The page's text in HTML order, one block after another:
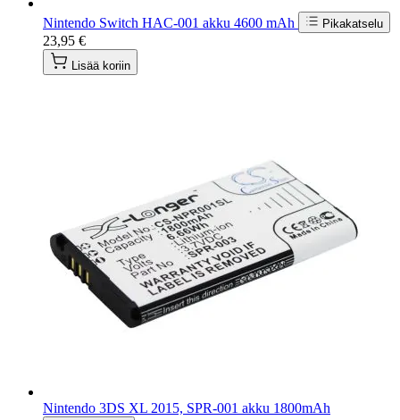
Nintendo Switch HAC-001 akku 4600 mAh Pikakatselu
23,95 €
Lisää koriin
Nintendo 3DS XL 2015, SPR-001 akku 1800mAh